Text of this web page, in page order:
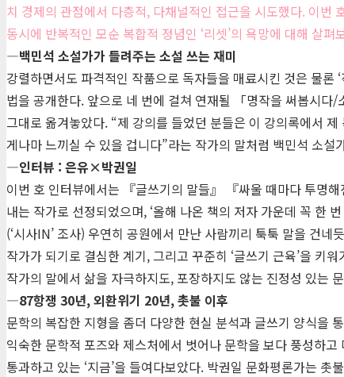
치 경제의 관점에서 다층적, 다채널적인 접근을 시도했다. 이번
동시에 반복적인 모순 복합적 정념인 ‘리셋’의 욕망에 대해 살펴
―백민석 소설가가 들려주는 소설 쓰는 재미
강렬하면서도 파격적인 작품으로 독자들을 매료시킨 것은 물론
법을 공개한다. 앞으로 네 번에 걸쳐 연재될 「명작을 써봅시
그대로 옮겨놓았다. “제 강의를 들었던 분들은 이 강의록에서
게나마 느끼실 수 있을 겁니다”라는 작가의 말처럼 백민석 소
―인터뷰 : 은유×박권일
이번 호 인터뷰에서는 『글쓰기의 말들』 『싸울 때마다 투명
내는 작가로 선정되었으며, ‘올해 나온 책의 저자 가운데 꼭 한
(‘시사IN’ 조사) 우연히 공원에서 만난 사람끼리 툭툭 말을 건
작가가 되기로 결심한 계기, 그리고 꾸준히 ‘글쓰기 근육’을 키
작가의 말에서 삶을 자극하지도, 포장하지도 않는 진정성 있는
―87항쟁 30년, 외환위기 20년, 촛불 이후
문학의 복잡한 지형을 좀더 다양한 현실 분석과 글쓰기 양식을
익숙한 문학적 포즈와 제스처에서 벗어나 문학을 보다 풍성하고
통과하고 있는 ‘지금’을 들여다보았다. 박권일 문화평론가는